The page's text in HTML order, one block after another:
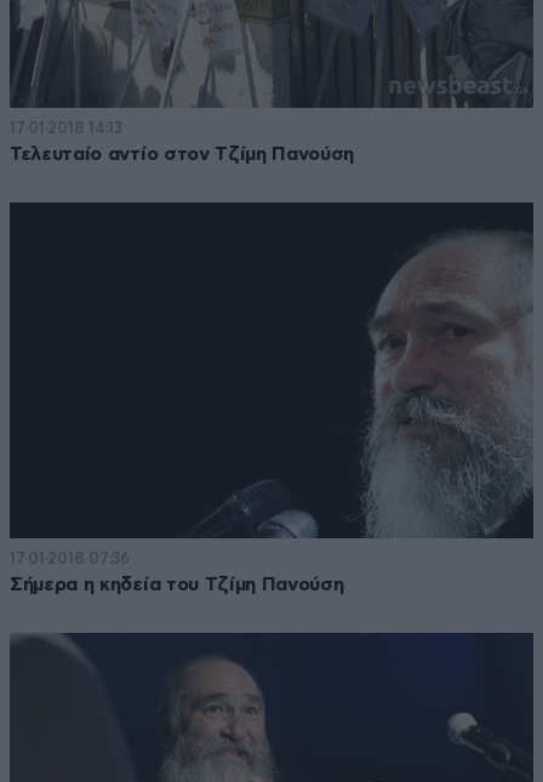
17·01·2018 14:13
Τελευταίο αντίο στον Τζίμη Πανούση
17·01·2018 07:36
Σήμερα η κηδεία του Τζίμη Πανούση